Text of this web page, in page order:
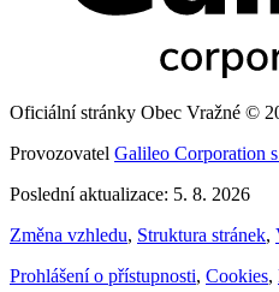
Oficiální stránky Obec Vražné ©
Provozovatel Galileo Corporation
Poslední aktualizace: 5. 8. 2026
Změna vzhledu, Struktura stránek,
Prohlášení o přístupnosti, Cookies,